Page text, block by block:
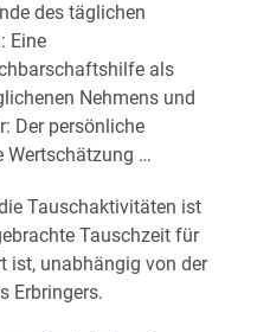
des täglichen
Eine
als
Nehmens und
Der persönliche
Wertschätzung …
Tauschaktivitäten ist
Tauschzeit für
ist, unabhängig von der
Erbringers.